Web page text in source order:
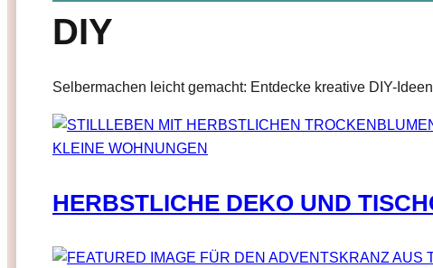
DIY
Selbermachen leicht gemacht: Entdecke kreative DIY-
HERBSTLICHE DEKO UND